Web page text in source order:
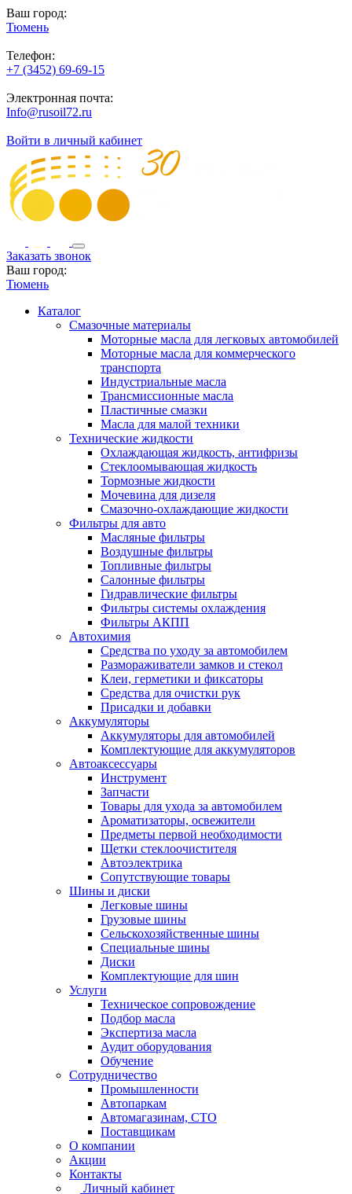
Ваш город:
Тюмень
Телефон:
+7 (3452) 69-69-15
Электронная почта:
Info@rusoil72.ru
Войти в личный кабинет
Заказать звонок
Ваш город:
Тюмень
Каталог
Смазочные материалы
Моторные масла для легковых автомобилей
Моторные масла для коммерческого
транспорта
Индустриальные масла
Трансмиссионные масла
Пластичные смазки
Масла для малой техники
Технические жидкости
Охлаждающая жидкость, антифризы
Стеклоомывающая жидкость
Тормозные жидкости
Мочевина для дизеля
Смазочно-охлаждающие жидкости
Фильтры для авто
Масляные фильтры
Воздушные фильтры
Топливные фильтры
Салонные фильтры
Гидравлические фильтры
Фильтры системы охлаждения
Фильтры АКПП
Автохимия
Средства по уходу за автомобилем
Размораживатели замков и стекол
Клеи, герметики и фиксаторы
Средства для очистки рук
Присадки и добавки
Аккумуляторы
Аккумуляторы для автомобилей
Комплектующие для аккумуляторов
Автоаксессуары
Инструмент
Запчасти
Товары для ухода за автомобилем
Ароматизаторы, освежители
Предметы первой необходимости
Щетки стеклоочистителя
Автоэлектрика
Сопутствующие товары
Шины и диски
Легковые шины
Грузовые шины
Сельскохозяйственные шины
Специальные шины
Диски
Комплектующие для шин
Услуги
Техническое сопровождение
Подбор масла
Экспертиза масла
Аудит оборудования
Обучение
Сотрудничество
Промышленности
Автопаркам
Автомагазинам, СТО
Поставщикам
О компании
Акции
Контакты
Личный кабинет